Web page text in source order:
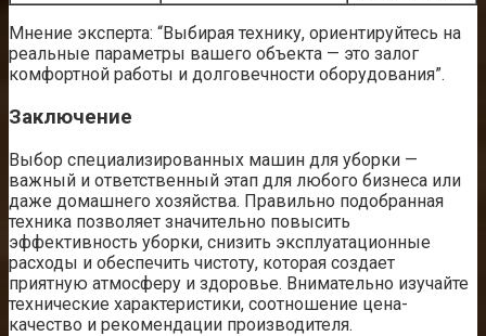
Мнение эксперта: “Выбирая технику, ориентируйтесь на
реальные параметры вашего объекта — это залог
комфортной работы и долговечности оборудования”.
Заключение
Выбор специализированных машин для уборки —
важный и ответственный этап для любого бизнеса или
даже домашнего хозяйства. Правильно подобранная
техника позволяет значительно повысить
эффективность уборки, снизить эксплуатационные
расходы и обеспечить чистоту, которая создает
приятную атмосферу и здоровье. Внимательно изучайте
технические характеристики, соотношение цена-
качество и рекомендации производителя.